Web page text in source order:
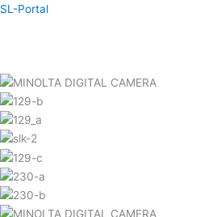
Zum
SL-Portal